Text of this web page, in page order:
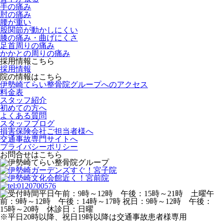
手の痛み
肘の痛み
腰が重い
股関節が動かしにくい
膝の痛み・曲げにくさ
足首周りの痛み
かかとの周りの痛み
採用情報こちら
採用情報
院の情報はこちら
伊勢崎てらい整骨院グループへのアクセス
料金表
スタッフ紹介
初めての方へ
よくある質問
スタッフブログ
損害保険会社ご担当者様へ
交通事故専門サイトへ
プライバシーポリシー
お問合せはこちら
※平日20時以降、祝日19時以降は交通事故患者様専用